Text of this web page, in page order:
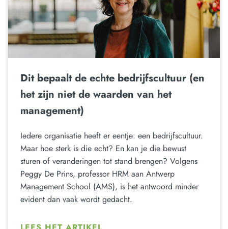
Dit bepaalt de echte bedrijfscultuur (en
het zijn niet de waarden van het
management)
Iedere organisatie heeft er eentje: een bedrijfscultuur.
Maar hoe sterk is die echt? En kan je die bewust
sturen of veranderingen tot stand brengen? Volgens
Peggy De Prins, professor HRM aan Antwerp
Management School (AMS), is het antwoord minder
evident dan vaak wordt gedacht.